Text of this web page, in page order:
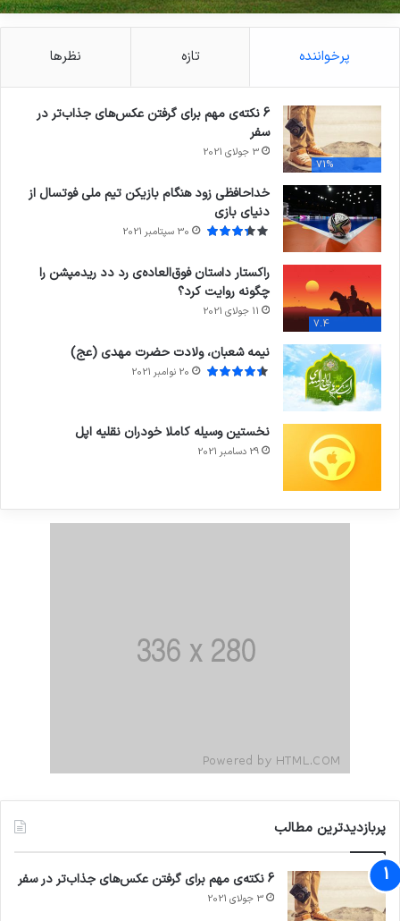
پرخواننده تازه نظرها
71%
6 نکته‌ی مهم برای گرفتن عکس‌های جذاب‌تر در
سفر
3 جولای 2021
خداحافظی زود هنگام بازیکن تیم ملی فوتسال از
دنیای بازی
30 سپتامبر 2021
7.4
راکستار داستان فوق‌العاده‌ی رد دد ریدمپشن را
چگونه روایت کرد؟
11 جولای 2021
نیمه شعبان، ولادت حضرت مهدی (عج)
20 نوامبر 2021
نخستین وسیله کاملا خودران نقلیه اپل
29 دسامبر 2021
پربازدیدترین مطالب
6 نکته‌ی مهم برای گرفتن عکس‌های جذاب‌تر در سفر
3 جولای 2021